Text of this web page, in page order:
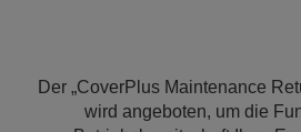
Der „CoverPlus Maintenance
wird angeboten, um die